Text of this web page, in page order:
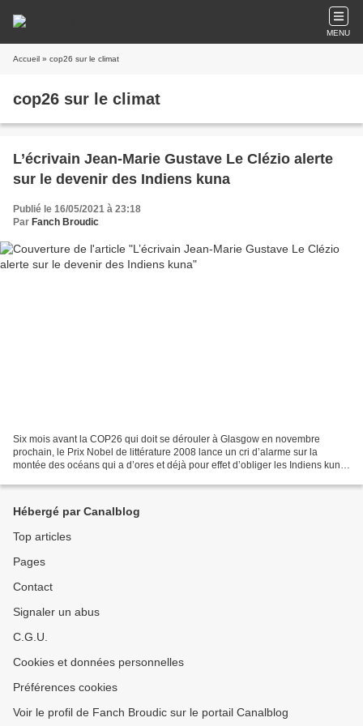
MENU
Accueil » cop26 sur le climat
cop26 sur le climat
L’écrivain Jean-Marie Gustave Le Clézio alerte
sur le devenir des Indiens kuna
Publié le 16/05/2021 à 23:18
Par Fanch Broudic
Six mois avant la COP26 qui doit se dérouler à Glasgow en novembre
prochain, le Prix Nobel de littérature 2008 lance un cri d’alarme sur la
montée des océans qui a d’ores et déjà pour effet d’obliger les Indiens kuna
Hébergé par Canalblog
Top articles
Pages
Contact
Signaler un abus
C.G.U.
Cookies et données personnelles
Préférences cookies
Voir le profil de Fanch Broudic sur le portail Canalblog